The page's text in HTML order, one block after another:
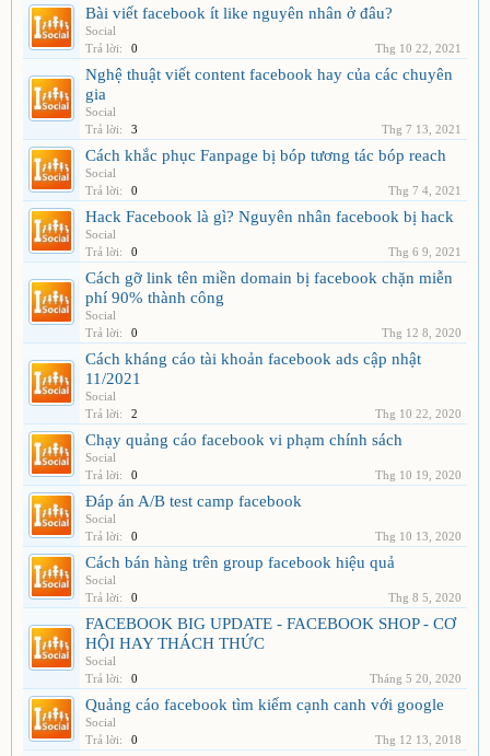
Bài viết facebook ít like nguyên nhân ở đâu?
Social
Trả lời:
0 Thg 10 22, 2021
Nghệ thuật viết content facebook hay của các chuyên
gia
Social
Trả lời:
3 Thg 7 13, 2021
Cách khắc phục Fanpage bị bóp tương tác bóp reach
Social
Trả lời:
0 Thg 7 4, 2021
Hack Facebook là gì? Nguyên nhân facebook bị hack
Social
Trả lời:
0 Thg 6 9, 2021
Cách gỡ link tên miền domain bị facebook chặn miễn
phí 90% thành công
Social
Trả lời:
0 Thg 12 8, 2020
Cách kháng cáo tài khoản facebook ads cập nhật
11/2021
Social
Trả lời:
2 Thg 10 22, 2020
Chạy quảng cáo facebook vi phạm chính sách
Social
Trả lời:
0 Thg 10 19, 2020
Đáp án A/B test camp facebook
Social
Trả lời:
0 Thg 10 13, 2020
Cách bán hàng trên group facebook hiệu quả
Social
Trả lời:
0 Thg 8 5, 2020
FACEBOOK BIG UPDATE - FACEBOOK SHOP - CƠ
HỘI HAY THÁCH THỨC
Social
Trả lời:
0 Tháng 5 20, 2020
Quảng cáo facebook tìm kiếm cạnh canh với google
Social
Trả lời:
0 Thg 12 13, 2018